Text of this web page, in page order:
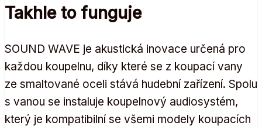
Takhle to funguje
SOUND WAVE je akustická inovace určená pro
každou koupelnu, díky které se z koupací vany
ze smaltované oceli stává hudební zařízení. Spolu
s vanou se instaluje koupelnový audiosystém,
který je kompatibilní se všemi modely koupacích